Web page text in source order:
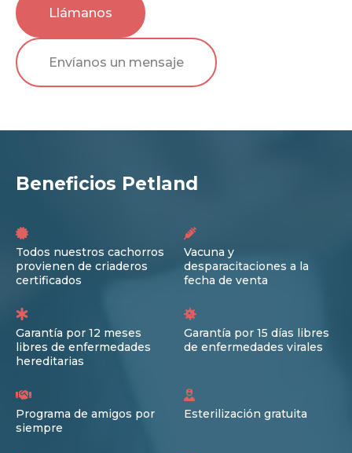
Llámanos
Envíanos un mensaje
Beneficios Petland
Todos nuestros cachorros
provienen de criaderos
certificados
Vacuna y
desparacitaciones a la
fecha de venta
Garantía por 12 meses
libres de enfermedades
hereditarias
Garantía por 15 días libres
de enfermedades virales
Programa de amigos por
siempre
Esterilización gratuita